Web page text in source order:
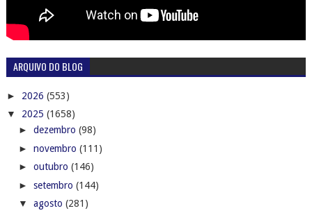
ARQUIVO DO BLOG
► 2026 (553)
▼ 2025 (1658)
► dezembro (98)
► novembro (111)
► outubro (146)
► setembro (144)
▼ agosto (281)